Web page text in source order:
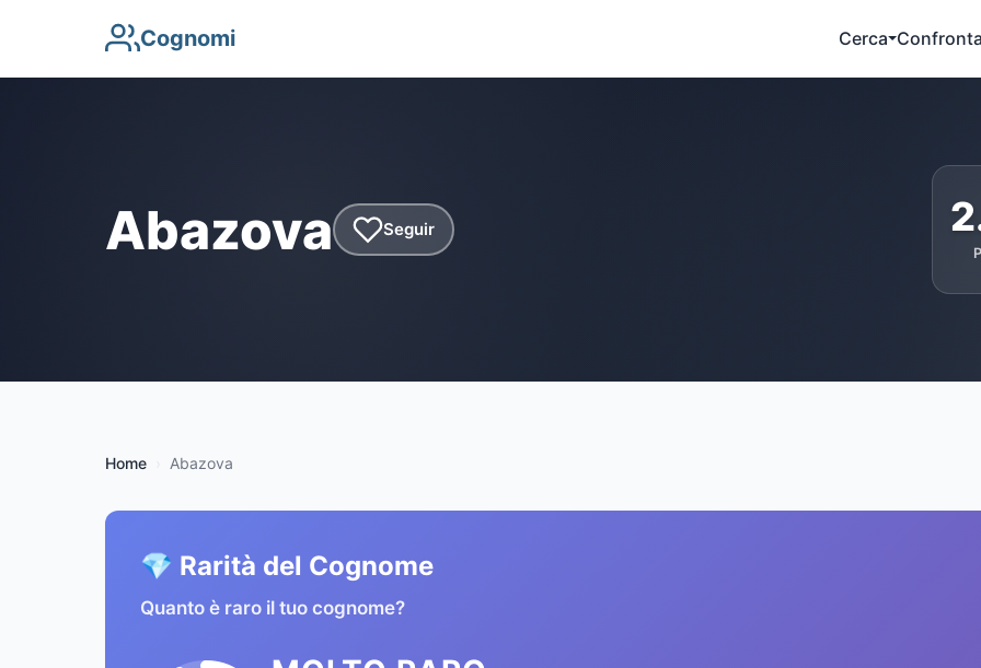
Cognomi Cerca
Abazova Seguir
Home Abazova
💎 Rarità del Cognome
Quanto è raro il tuo cognome?